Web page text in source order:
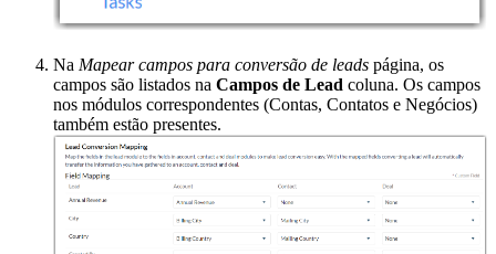
Na Mapear campos para conversão de leads página, os
campos são listados na Campos de Lead coluna. Os campos
nos módulos correspondentes (Contas, Contatos e Negócios)
também estão presentes.